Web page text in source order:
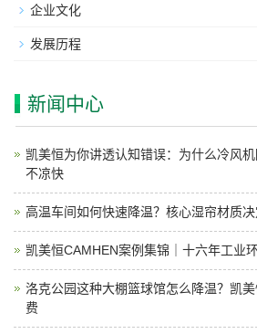
企业文化
发展历程
新闻中心
凯美恒为你讲透认知错误：为什么冷风
不凉快
高温车间如何快速降温？核心湿帘材质
凯美恒CAMHEN案例集锦｜十六年工业
洛克公园这种大棚篮球馆怎么降温？凯
费